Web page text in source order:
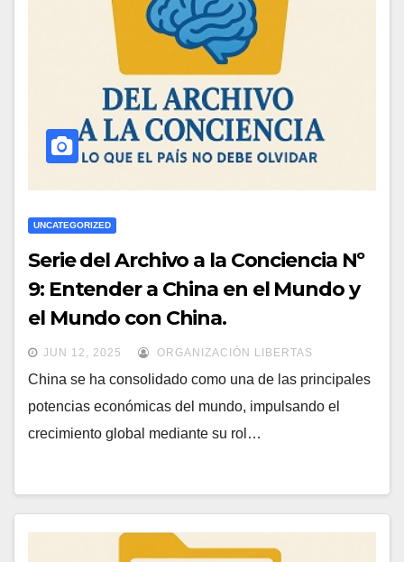
UNCATEGORIZED
Serie del Archivo a la Conciencia Nº
9: Entender a China en el Mundo y
el Mundo con China.
JUN 12, 2025 ORGANIZACIÓN LIBERTAS
China se ha consolidado como una de las principales
potencias económicas del mundo, impulsando el
crecimiento global mediante su rol…